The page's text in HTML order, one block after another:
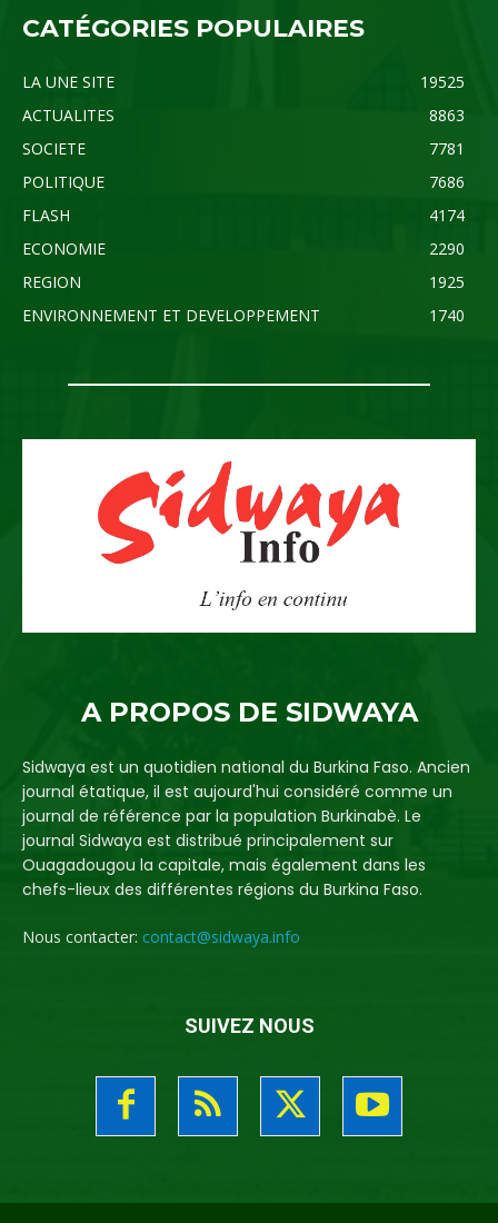
CATÉGORIES POPULAIRES
LA UNE SITE
19525
ACTUALITES
8863
SOCIETE
7781
POLITIQUE
7686
FLASH
4174
ECONOMIE
2290
REGION
1925
ENVIRONNEMENT ET DEVELOPPEMENT
1740
A PROPOS DE SIDWAYA
Sidwaya est un quotidien national du Burkina Faso. Ancien
journal étatique, il est aujourd'hui considéré comme un
journal de référence par la population Burkinabè. Le
journal Sidwaya est distribué principalement sur
Ouagadougou la capitale, mais également dans les
chefs-lieux des différentes régions du Burkina Faso.
Nous contacter: contact@sidwaya.info
SUIVEZ NOUS